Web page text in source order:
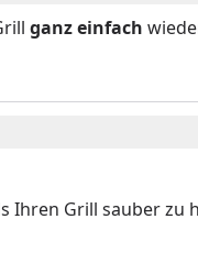
ganz einfach
Ihren Grill sauber zu